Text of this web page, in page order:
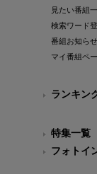
見たい番組
検索ワード
番組お知ら
マイ番組ペ
ランキン
特集一覧
フォトイ